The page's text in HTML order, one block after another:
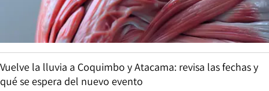
Vuelve la lluvia a Coquimbo y Atacama: revisa las fechas y
qué se espera del nuevo evento